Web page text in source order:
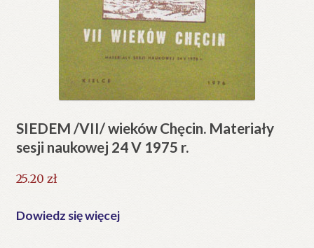
SIEDEM /VII/ wieków Chęcin. Materiały
sesji naukowej 24 V 1975 r.
25.20 zł
Dowiedz się więcej